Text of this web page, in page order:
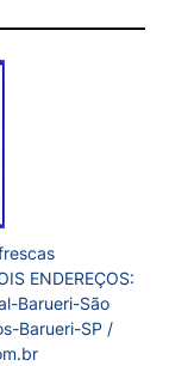
ENDEREÇOS:
Barueri-São
Barueri-SP /